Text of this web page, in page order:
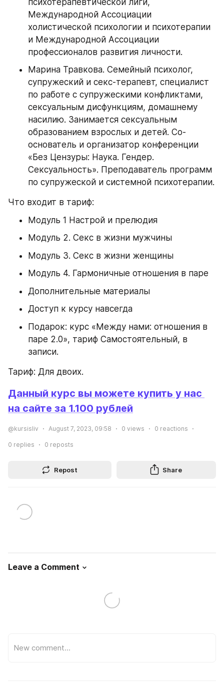
психотерапевтической лиги,
Международной Ассоциации
холистической психологии и психотерапии
и Международной Ассоциации
профессионалов развития личности.
Марина Травкова. Семейный психолог,
супружеский и секс-терапевт, специалист
по работе с супружескими конфликтами,
сексуальным дисфункциям, домашнему
насилию. Занимается сексуальным
образованием взрослых и детей. Со-
основатель и организатор конференции
«Без Цензуры: Наука. Гендер.
Сексуальность». Преподаватель программ
по супружеской и системной психотерапии.
Что входит в тариф:
Модуль 1 Настрой и прелюдия
Модуль 2. Секс в жизни мужчины
Модуль 3. Секс в жизни женщины
Модуль 4. Гармоничные отношения в паре
Дополнительные материалы
Доступ к курсу навсегда
Подарок: курс «Между нами: отношения в
паре 2.0», тариф Самостоятельный, в
записи.
Тариф: Для двоих.
Данный курс вы можете купить у нас
на сайте за 1.100 рублей
@kursisliv August 7, 2023, 09:58 0 views 0 reactions
0 replies 0 reposts
Repost Share
Leave a Comment